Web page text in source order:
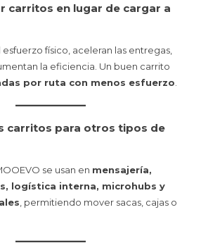
carritos en lugar de cargar a
físico, aceleran las entregas,
la eficiencia. Un buen carrito
por ruta con menos esfuerzo
carritos para otros tipos de
se usan en mensajería,
logística interna, microhubs y
, permitiendo mover sacas, cajas o